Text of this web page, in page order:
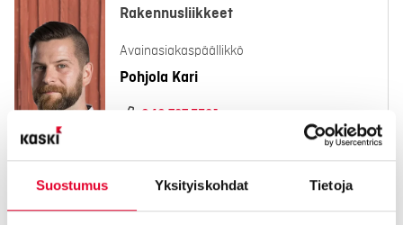
Suostumus Yksityiskohdat Tietoja
Rakennusliikkeet
Avainasiakaspäällikkö
Pohjola Kari
040 737 5591
Rakennusliikkeet